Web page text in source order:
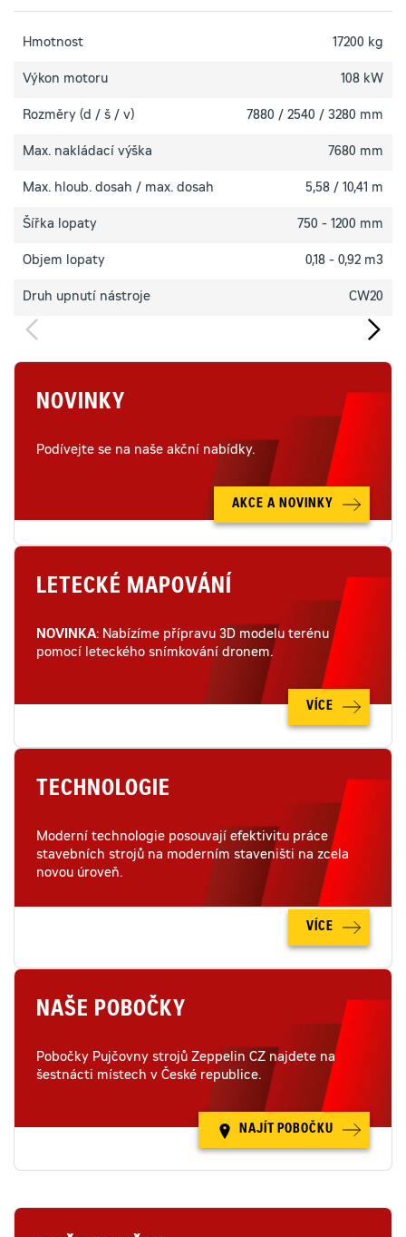
Hmotnost 17200 kg
Výkon motoru 108 kW
Rozměry (d / š / v) 7880 / 2540 / 3280 mm
Max. nakládací výška 7680 mm
Max. hloub. dosah / max. dosah 5,58 / 10,41 m
Šířka lopaty 750 - 1200 mm
Objem lopaty 0,18 - 0,92 m3
Druh upnutí nástroje CW20
NOVINKY
Podívejte se na naše akční nabídky.
AKCE A NOVINKY
LETECKÉ MAPOVÁNÍ
NOVINKA: Nabízíme přípravu 3D modelu terénu
pomocí leteckého snímkování dronem.
VÍCE
TECHNOLOGIE
Moderní technologie posouvají efektivitu práce
stavebních strojů na moderním staveništi na zcela
novou úroveň.
VÍCE
NAŠE POBOČKY
Pobočky Pujčovny strojů Zeppelin CZ najdete na
šestnácti místech v České republice.
NAJÍT POBOČKU